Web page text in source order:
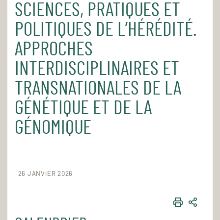
Accueil Pour le quotidien Les cours et séminaires
SCIENCES, PRATIQUES ET
POLITIQUES DE L’HÉRÉDITÉ.
APPROCHES
INTERDISCIPLINAIRES ET
TRANSNATIONALES DE LA
GÉNÉTIQUE ET DE LA
GÉNOMIQUE
26 JANVIER 2026